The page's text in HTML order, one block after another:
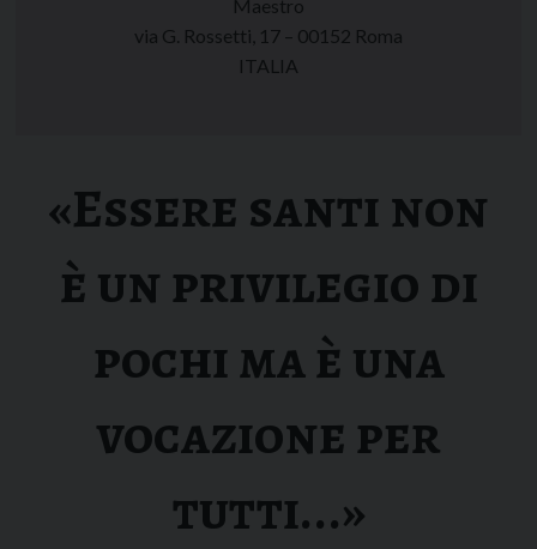
Maestro
via G. Rossetti, 17 – 00152 Roma
ITALIA
«Essere santi non
è un privilegio di
pochi ma è una
vocazione per
tutti...»